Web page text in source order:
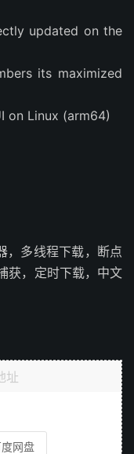
updated on the
its maximized
on Linux (arm64)
多线程下载，断点
获，定时下载，中文
址
网盘